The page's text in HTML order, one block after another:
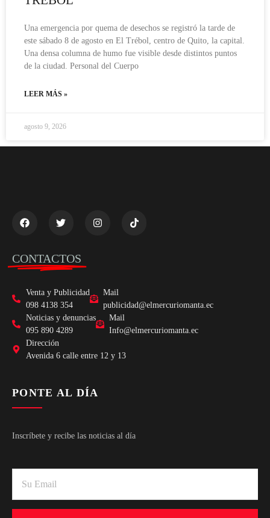
Una emergencia por quema de desechos se registró la tarde de
este sábado 8 de agosto en El Trébol, centro de Quito, la capital.
Una densa columna de humo fue visible desde distintos puntos
de la ciudad. Personal del Cuerpo
LEER MÁS »
agosto 9, 2026
CONTACTOS
Venta y Publicidad
098 4138 354
Mail
publicidad@elmercuriomanta.ec
Noticias y denuncias
095 890 4289
Mail
Info@elmercuriomanta.ec
Dirección
Avenida 6 calle entre 12 y 13
PONTE AL DÍA
Inscríbete y recibe las noticias al día